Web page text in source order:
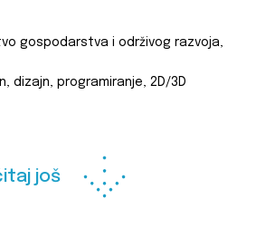
gospodarstva i održivog razvoja,
dizajn, programiranje, 2D/3D
još